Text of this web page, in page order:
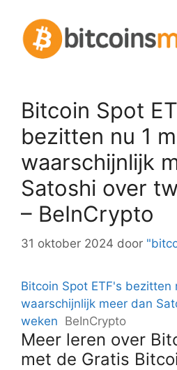
inhoud
Bitcoin Spot
bezitten nu 1
waarschijnlijk
Satoshi over
– BeInCrypto
31 oktober 2024 door
Bitcoin Spot ETF's bezitten
waarschijnlijk meer dan
weken BeInCrypto
Meer leren over
met de Gratis